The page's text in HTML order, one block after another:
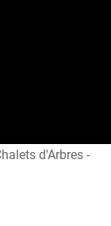
d'Arbres -